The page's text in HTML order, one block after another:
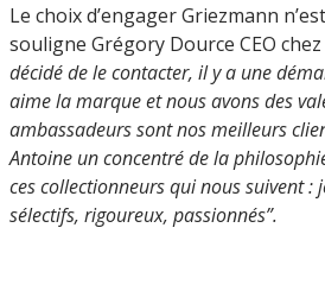
Le choix d’engager Griezmann
souligne Grégory Dource CEO chez
décidé de le contacter, il y a une
aime la marque et nous avons des
ambassadeurs sont nos meilleurs
Antoine un concentré de la
ces collectionneurs qui nous suivent :
sélectifs, rigoureux, passionnés”.